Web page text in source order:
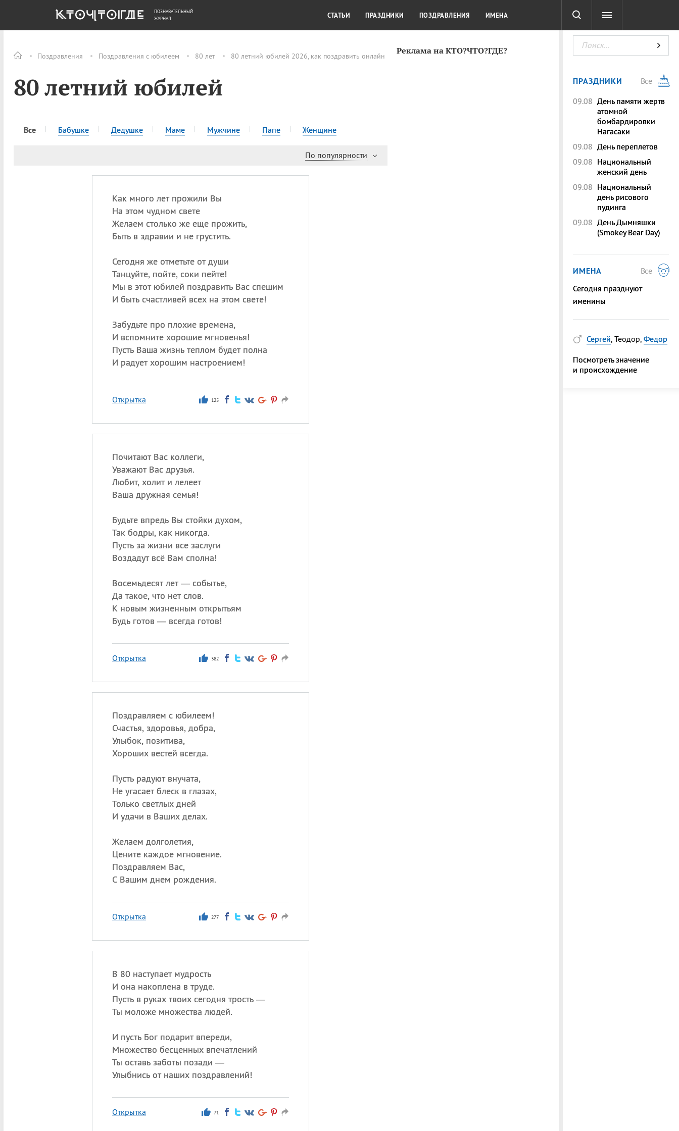
Поздравления Поздравления с юбилеем 80 лет 80 летний юбилей 2026, как поздравить онлайн
80 летний юбилей
Все Бабушке Дедушке Маме Мужчине Папе Женщине
По популярности
Как много лет прожили Вы
На этом чудном свете
Желаем столько же еще прожить,
Быть в здравии и не грустить.
Сегодня же отметьте от души
Танцуйте, пойте, соки пейте!
Мы в этот юбилей поздравить Вас спешим
И быть счастливей всех на этом свете!
Забудьте про плохие времена,
И вспомните хорошие мгновенья!
Пусть Ваша жизнь теплом будет полна
И радует хорошим настроением!
Открытка 125
Почитают Вас коллеги,
Уважают Вас друзья.
Любит, холит и лелеет
Ваша дружная семья!
Будьте впредь Вы стойки духом,
Так бодры, как никогда.
Пусть за жизни все заслуги
Воздадут всё Вам сполна!
Восемьдесят лет — событье,
Да такое, что нет слов.
К новым жизненным открытьям
Будь готов — всегда готов!
Открытка 382
Поздравляем с юбилеем!
Счастья, здоровья, добра,
Улыбок, позитива,
Хороших вестей всегда.
Пусть радуют внучата,
Не угасает блеск в глазах,
Только светлых дней
И удачи в Ваших делах.
Желаем долголетия,
Цените каждое мгновение.
Поздравляем Вас,
С Вашим днем рождения.
Открытка 277
В 80 наступает мудрость
И она накоплена в труде.
Пусть в руках твоих сегодня трость —
Ты моложе множества людей.
И пусть Бог подарит впереди,
Множество бесценных впечатлений
Ты оставь заботы позади —
Улыбнись от наших поздравлений!
Открытка 71
Реклама на КТО?ЧТО?ГДЕ?
ОБЩЕСТВО ДЕНЬГИ КУЛЬТУРА КРАСОТА ТЕСТЫ
ПОЗНАВАТЕЛЬНЫЙ
ЖУРНАЛ
СТАТЬИ ПРАЗДНИКИ ПОЗДРАВЛЕНИЯ ИМЕНА
ПРАЗДНИКИ
Все
09.08 День памяти жертв
атомной
бомбардировки
Нагасаки
09.08 День переплетов
09.08 Национальный
женский день
09.08 Национальный
день рисового
пудинга
09.08 День Дымняшки
(Smokey Bear Day)
ИМЕНА
Все
Сегодня празднуют
именины
Сергей, Теодор, Федор
Посмотреть значение
и происхождение